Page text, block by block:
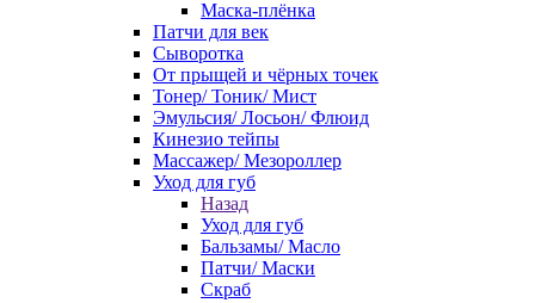
Маска-плёнка
Патчи для век
Сыворотка
От прыщей и чёрных точек
Тонер/ Тоник/ Мист
Эмульсия/ Лосьон/ Флюид
Кинезио тейпы
Массажер/ Мезороллер
Уход для губ
Назад
Уход для губ
Бальзамы/ Масло
Патчи/ Маски
Скраб